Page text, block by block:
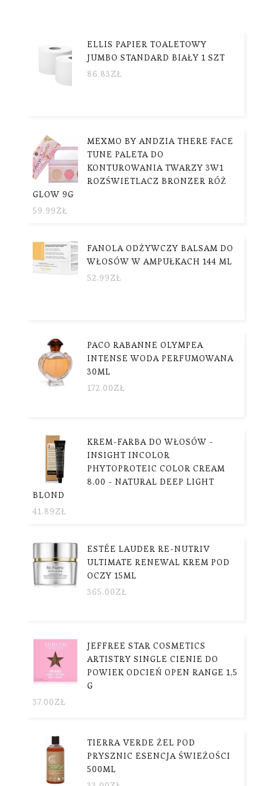
ELLIS PAPIER TOALETOWY
JUMBO STANDARD BIAŁY 1 SZT
86.83ZŁ
MEXMO BY ANDZIA THERE FACE
TUNE PALETA DO
KONTUROWANIA TWARZY 3W1
ROZŚWIETLACZ BRONZER RÓŻ
GLOW 9G
59.99ZŁ
FANOLA ODŻYWCZY BALSAM DO
WŁOSÓW W AMPUŁKACH 144 ML
52.99ZŁ
PACO RABANNE OLYMPEA
INTENSE WODA PERFUMOWANA
30ML
172.00ZŁ
KREM-FARBA DO WŁOSÓW -
INSIGHT INCOLOR
PHYTOPROTEIC COLOR CREAM
8.00 - NATURAL DEEP LIGHT
BLOND
41.89ZŁ
ESTÉE LAUDER RE-NUTRIV
ULTIMATE RENEWAL KREM POD
OCZY 15ML
365.00ZŁ
JEFFREE STAR COSMETICS
ARTISTRY SINGLE CIENIE DO
POWIEK ODCIEŃ OPEN RANGE 1,5
G
37.00ZŁ
TIERRA VERDE ŻEL POD
PRYSZNIC ESENCJA ŚWIEŻOŚCI
500ML